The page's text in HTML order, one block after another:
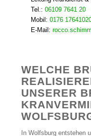
Tel.: 06109 7641 20
Mobil: 0176
E-Mail:
WELCHE
UNSERER
In Wolfsburg entstehen